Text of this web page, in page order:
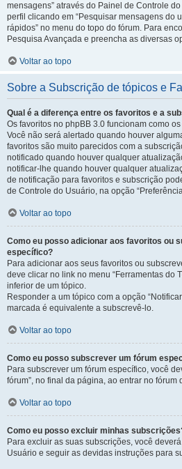
mensagens” através do Painel de Controle
perfil clicando em “Pesquisar mensagens do
rápidos” no menu do topo do fórum. Para
Pesquisa Avançada e preencha as diversas
Voltar ao topo
Sobre a Subscrição de tópicos e
Qual é a diferença entre os favoritos e a
Os favoritos no phpBB 3.0 funcionam como
Você não será alertado quando houver
favoritos são muito parecidos com a
notificado quando houver qualquer
notificar-lhe quando houver qualquer
de notificação para favoritos e subscrição
de Controle do Usuário, na opção
Voltar ao topo
Como eu posso adicionar aos favoritos ou
específico?
Para adicionar aos seus favoritos ou
deve clicar no link no menu “Ferramentas do
inferior de um tópico.
Responder a um tópico com a opção
marcada é equivalente a subscrevê-lo.
Voltar ao topo
Como eu posso subscrever um fórum
Para subscrever um fórum específico, você
fórum”, no final da página, ao entrar no fórum
Voltar ao topo
Como eu posso excluir minhas
Para excluir as suas subscrições, você
Usuário e seguir as devidas instruções para